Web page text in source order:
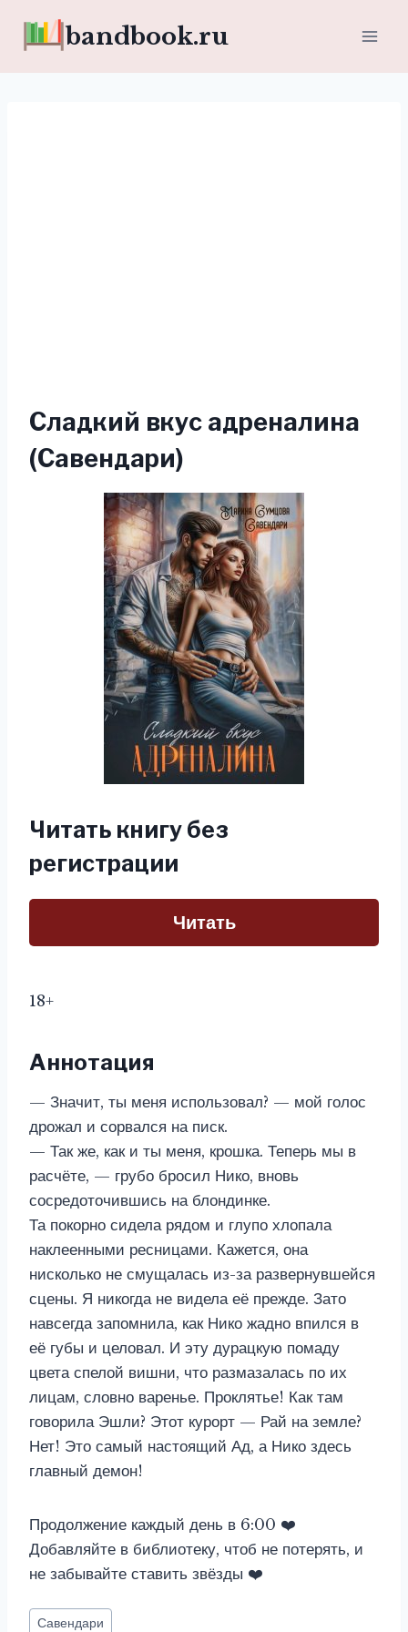
bandbook.ru
Сладкий вкус адреналина
(Савендари)
Читать книгу без
регистрации
Читать
18+
Аннотация
— Значит, ты меня использовал? — мой голос
дрожал и сорвался на писк.
— Так же, как и ты меня, крошка. Теперь мы в
расчёте, — грубо бросил Нико, вновь
сосредоточившись на блондинке.
Та покорно сидела рядом и глупо хлопала
наклеенными ресницами. Кажется, она
нисколько не смущалась из-за развернувшейся
сцены. Я никогда не видела её прежде. Зато
навсегда запомнила, как Нико жадно впился в
её губы и целовал. И эту дурацкую помаду
цвета спелой вишни, что размазалась по их
лицам, словно варенье. Проклятье! Как там
говорила Эшли? Этот курорт — Рай на земле?
Нет! Это самый настоящий Ад, а Нико здесь
главный демон!
Продолжение каждый день в 6:00 ‍❤️‍
Добавляйте в библиотеку, чтоб не потерять, и
не забывайте ставить звёзды ‍❤️‍
Метки
Савендари